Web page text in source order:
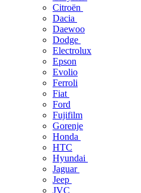
Citroën
Dacia
Daewoo
Dodge
Electrolux
Epson
Evolio
Ferroli
Fiat
Ford
Fujifilm
Gorenje
Honda
HTC
Hyundai
Jaguar
Jeep
JVC